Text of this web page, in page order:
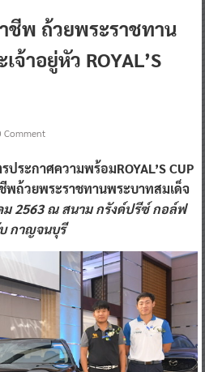
ชีพ ถ้วยพระราชทาน
าอยู่หัว ROYAL’S
Comment
ระกาศความพร้อมROYAL’S CUP
ถ้วยพระราชทานพระบาทสมเด็จ
ม 2563 ณ สนาม กรังด์ปรีซ์ กอล์ฟ
กาญจนบุรี